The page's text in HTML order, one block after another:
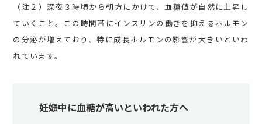
（注２）深夜３時頃から朝方にかけて、血糖値が自然に上昇し
ていくこと。この時間帯にインスリンの働きを抑えるホルモン
の分泌が増えており、特に成長ホルモンの影響が大きいといわ
れています。
妊娠中に血糖が高いといわれた方へ